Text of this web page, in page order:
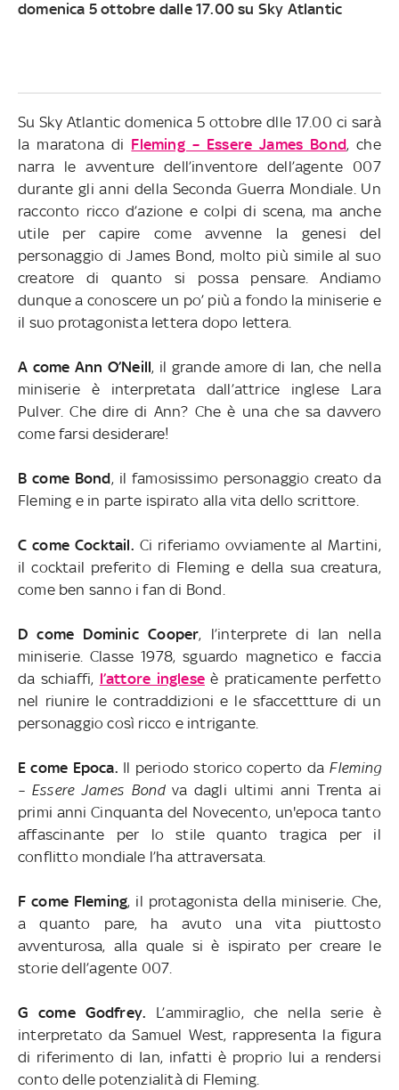
domenica 5 ottobre dalle 17.00 su Sky Atlantic
Su Sky Atlantic domenica 5 ottobre dlle 17.00 ci sarà
la maratona di Fleming – Essere James Bond, che
narra le avventure dell’inventore dell’agente 007
durante gli anni della Seconda Guerra Mondiale. Un
racconto ricco d’azione e colpi di scena, ma anche
utile per capire come avvenne la genesi del
personaggio di James Bond, molto più simile al suo
creatore di quanto si possa pensare. Andiamo
dunque a conoscere un po’ più a fondo la miniserie e
il suo protagonista lettera dopo lettera.
A come Ann O’Neill, il grande amore di Ian, che nella
miniserie è interpretata dall’attrice inglese Lara
Pulver. Che dire di Ann? Che è una che sa davvero
come farsi desiderare!
B come Bond, il famosissimo personaggio creato da
Fleming e in parte ispirato alla vita dello scrittore.
C come Cocktail. Ci riferiamo ovviamente al Martini,
il cocktail preferito di Fleming e della sua creatura,
come ben sanno i fan di Bond.
D come Dominic Cooper, l’interprete di Ian nella
miniserie. Classe 1978, sguardo magnetico e faccia
da schiaffi, l’attore ingleseè praticamente perfetto
nel riunire le contraddizioni e le sfaccettture di un
personaggio così ricco e intrigante.
E come Epoca. Il periodo storico coperto da Fleming
– Essere James Bondva dagli ultimi anni Trenta ai
primi anni Cinquanta del Novecento, un'epoca tanto
affascinante per lo stile quanto tragica per il
conflitto mondiale l’ha attraversata.
F come Fleming, il protagonista della miniserie. Che,
a quanto pare, ha avuto una vita piuttosto
avventurosa, alla quale si è ispirato per creare le
storie dell’agente 007.
G come Godfrey. L’ammiraglio, che nella serie è
interpretato da Samuel West, rappresenta la figura
di riferimento di Ian, infatti è proprio lui a rendersi
conto delle potenzialità di Fleming.